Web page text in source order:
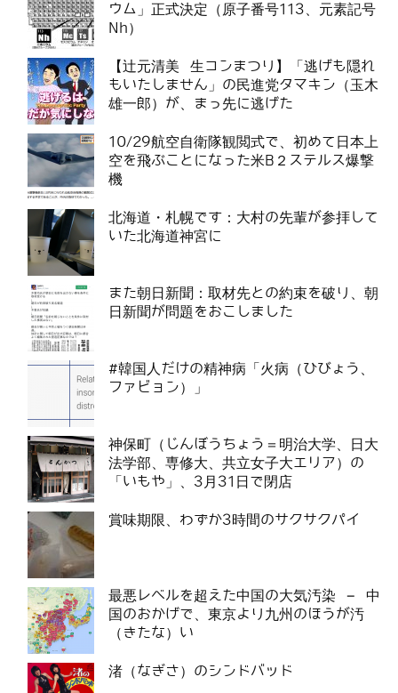
ウム」正式決定（原子番号113、元素記号
Nh）
【辻元清美 生コンまつり】「逃げも隠れ
もいたしません」の民進党タマキン（玉木
雄一郎）が、まっ先に逃げた
10/29航空自衛隊観閲式で、初めて日本上
空を飛ぶことになった米B２ステルス爆撃
機
北海道・札幌です：大村の先輩が参拝して
いた北海道神宮に
また朝日新聞：取材先との約束を破り、朝
日新聞が問題をおこしました
#韓国人だけの精神病「火病（ひびょう、
ファビョン）」
神保町（じんぼうちょう＝明治大学、日大
法学部、専修大、共立女子大エリア）の
「いもや」、3月31日で閉店
賞味期限、わずか3時間のサクサクパイ
最悪レベルを超えた中国の大気汚染 – 中
国のおかげで、東京より九州のほうが汚
（きたな）い
渚（なぎさ）のシンドバッド